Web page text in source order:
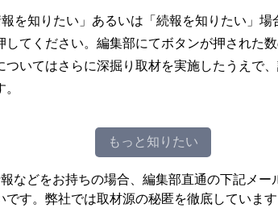
を知りたい」あるいは「続報を知りたい」場
てください。編集部にてボタンが押された数
ついてはさらに深掘り取材を実施したうえで
もっと知りたい
などをお持ちの場合、編集部直通の下記メー
す。弊社では取材源の秘匿を徹底しています